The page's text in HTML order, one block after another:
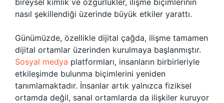
bireysel kimlik ve özgürlükler, ilişme biçimlerinin
nasıl şekillendiği üzerinde büyük etkiler yarattı.
Günümüzde, özellikle dijital çağda, ilişme tamamen
dijital ortamlar üzerinden kurulmaya başlanmıştır.
Sosyal medya platformları, insanların birbirleriyle
etkileşimde bulunma biçimlerini yeniden
tanımlamaktadır. İnsanlar artık yalnızca fiziksel
ortamda değil, sanal ortamlarda da ilişkiler kuruyor